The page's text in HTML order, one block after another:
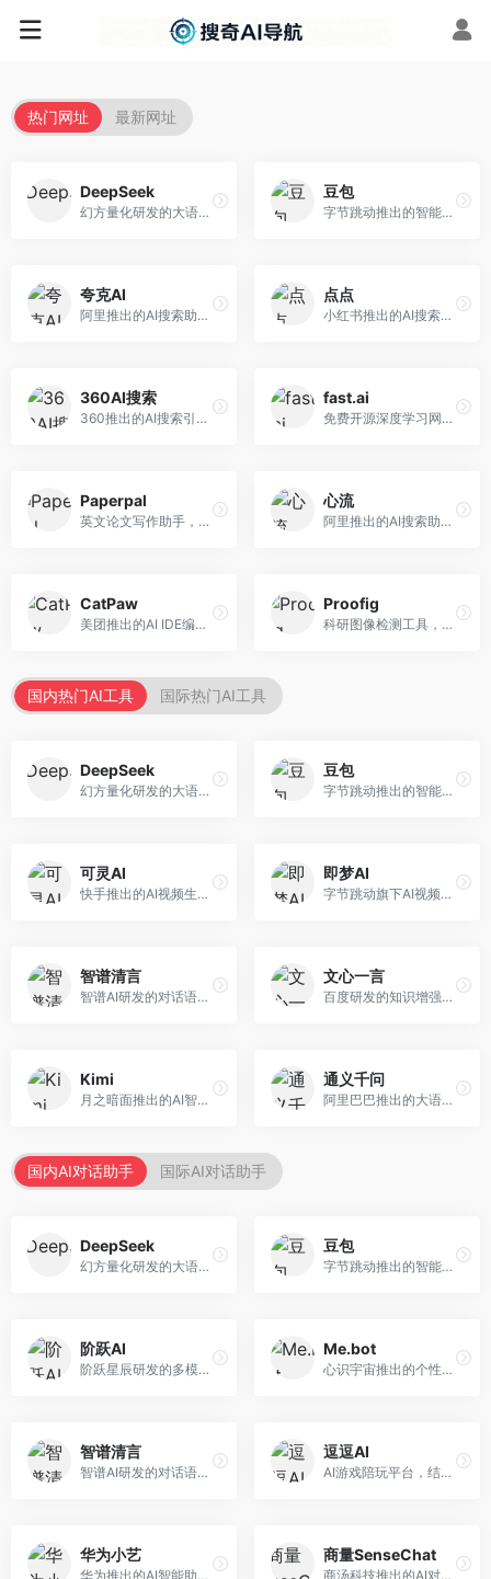
热门网址 最新网址
DeepSeek
幻方量化研发的大语言模型平台，专注于深度推理和代码生成能力。面向开发者、研究人员和技术爱好者，提供强大的逻辑推理和数学计算功能，开源生态完善，API接口友好。
豆包
字节跳动推出的智能对话助手平台，提供文本创作、知识问答、英语学习等多种AI服务。面向普通用户和内容创作者，支持多轮对话和文件解析，免费使用，响应速度快，中文理解能力强。
夸克AI
阿里推出的AI搜索助手，整合搜索与AI功能。面向年轻用户，提供智能搜索、文档处理、学习辅助等服务，与夸克生态深度整合。
点点
小红书推出的AI搜索应用，专注于生活方式内容搜索。面向小红书用户，提供生活攻略、消费决策、内容推荐等服务，生活方式内容丰富。
360AI搜索
360推出的AI搜索引擎，专注于安全智能搜索。面向普通用户，提供智能问答、网页搜索、内容整理等服务，安全防护能力强。
fast.ai
免费开源深度学习网站，专注于实用AI教学。面向开发者，提供免费深度学习课程、实战项目、代码库等资源，学习门槛低。
Paperpal
英文论文写作助手，专注于学术英语润色。面向需要发表国际期刊的研究者，提供语法检查、学术表达优化、格式规范等服务，英语表达地道专业。
心流
阿里推出的AI搜索助手，专注于智能信息获取。面向普通用户，提供智能搜索、内容整理、知识问答等服务，与阿里生态深度整合。
CatPaw
美团推出的AI IDE编程工具，专注于本地开发生态。面向开发者，提供智能代码补全、代码生成、项目管理等服务，本地开发体验好。
Proofig
科研图像检测工具，专注于学术图像完整性验证。面向科研人员，提供图像检测、重复分析、报告生成等服务，学术检测专业。
国内热门AI工具 国际热门AI工具
DeepSeek
幻方量化研发的大语言模型平台，专注于深度推理和代码生成能力。面向开发者、研究人员和技术爱好者，提供强大的逻辑推理和数学计算功能，开源生态完善，API接口友好。
豆包
字节跳动推出的智能对话助手平台，提供文本创作、知识问答、英语学习等多种AI服务。面向普通用户和内容创作者，支持多轮对话和文件解析，免费使用，响应速度快，中文理解能力强。
可灵AI
快手推出的AI视频生成平台，支持文生视频和图生视频，可生成长达2分钟的高质量视频内容。面向短视频创作者和营销人员，操作简便，生成效果逼真，适合商业推广和创意表达。
即梦AI
字节跳动旗下AI视频创作平台，支持多模态内容生成。面向内容创作者和营销人员，提供文生视频、图生视频、智能剪辑等功能，中文理解能力强，创作效率高。
智谱清言
智谱AI研发的对话语言模型，支持中英双语交互。面向中文用户和开发者，提供知识问答、代码编写、文档解读等服务，开源生态完善，学术研究背景深厚。
文心一言
百度研发的知识增强大语言模型，深度融合百度知识图谱和搜索能力。面向中文用户，提供知识问答、文本创作、逻辑推理等服务，中文语境理解准确，知识覆盖面广。
Kimi
月之暗面推出的AI智能助手，核心优势在于超长文本处理能力，支持20万字以上文档分析。面向学术研究者、职场人士和内容创作者，提供文档解读、PPT生成、联网搜索等综合服务。
通义千问
阿里巴巴推出的大语言模型平台，提供对话问答、文档处理、图像理解、代码编写等全方位AI服务。面向企业用户和个人开发者，集成阿里云生态，支持多模态交互，企业级安全保障。
国内AI对话助手 国际AI对话助手
DeepSeek
幻方量化研发的大语言模型平台，专注于深度推理和代码生成能力。面向开发者、研究人员和技术爱好者，提供强大的逻辑推理和数学计算功能，开源生态完善，API接口友好。
豆包
字节跳动推出的智能对话助手平台，提供文本创作、知识问答、英语学习等多种AI服务。面向普通用户和内容创作者，支持多轮对话和文件解析，免费使用，响应速度快，中文理解能力强。
阶跃AI
阶跃星辰研发的多模态大模型平台，支持文本、图像、视频的综合理解与生成。面向创作者和企业客户，提供内容创作、智能分析等服务，多模态能力突出。
Me.bot
心识宇宙推出的个性化AI伴侣，专注于情感交互和个人助理服务。面向个人用户，支持日程管理、情感陪伴、知识问答等功能，交互体验人性化。
智谱清言
智谱AI研发的对话语言模型，支持中英双语交互。面向中文用户和开发者，提供知识问答、代码编写、文档解读等服务，开源生态完善，学术研究背景深厚。
逗逗AI
AI游戏陪玩平台，结合游戏理解和自然语言交互技术。面向游戏玩家，提供游戏攻略、陪玩互动、社交聊天等服务，游戏知识丰富，互动体验有趣。
华为小艺
华为推出的AI智能助手网页端，深度整合鸿蒙生态和华为云服务。面向华为设备用户，支持语音交互、智能问答、设备控制等功能，与华为硬件生态无缝衔接。
商量SenseChat
商汤科技推出的AI对话平台，结合计算机视觉和自然语言处理技术。面向企业用户和开发者，支持多模态交互，视觉理解能力强，适合智能客服和内容创作场景。